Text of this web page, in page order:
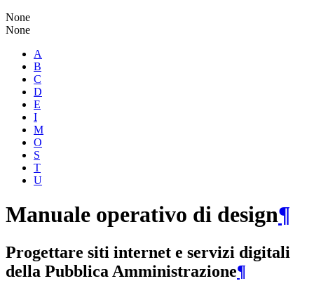
None
None
A
B
C
D
E
I
M
O
S
T
U
Manuale operativo di design¶
Progettare siti internet e servizi digitali
della Pubblica Amministrazione¶